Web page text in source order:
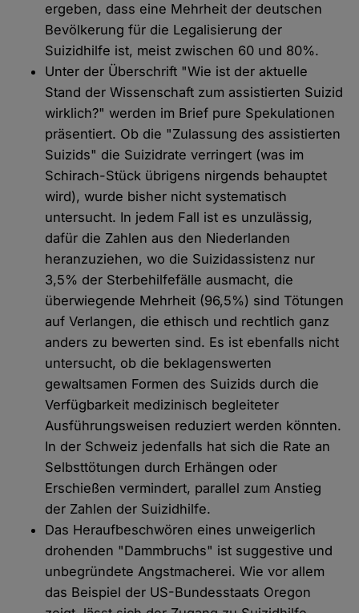
ergeben, dass eine Mehrheit der deutschen
Bevölkerung für die Legalisierung der
Suizidhilfe ist, meist zwischen 60 und 80%.
Unter der Überschrift "Wie ist der aktuelle
Stand der Wissenschaft zum assistierten Suizid
wirklich?" werden im Brief pure Spekulationen
präsentiert. Ob die "Zulassung des assistierten
Suizids" die Suizidrate verringert (was im
Schirach-Stück übrigens nirgends behauptet
wird), wurde bisher nicht systematisch
untersucht. In jedem Fall ist es unzulässig,
dafür die Zahlen aus den Niederlanden
heranzuziehen, wo die Suizidassistenz nur
3,5% der Sterbehilfefälle ausmacht, die
überwiegende Mehrheit (96,5%) sind Tötungen
auf Verlangen, die ethisch und rechtlich ganz
anders zu bewerten sind. Es ist ebenfalls nicht
untersucht, ob die beklagenswerten
gewaltsamen Formen des Suizids durch die
Verfügbarkeit medizinisch begleiteter
Ausführungsweisen reduziert werden könnten.
In der Schweiz jedenfalls hat sich die Rate an
Selbsttötungen durch Erhängen oder
Erschießen vermindert, parallel zum Anstieg
der Zahlen der Suizidhilfe.
Das Heraufbeschwören eines unweigerlich
drohenden "Dammbruchs" ist suggestive und
unbegründete Angstmacherei. Wie vor allem
das Beispiel der US-Bundesstaats Oregon